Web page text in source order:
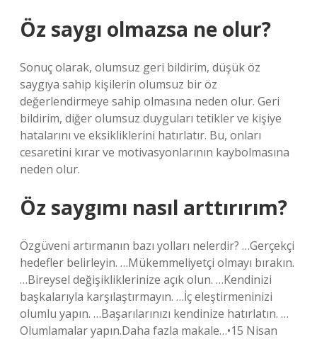
Öz saygı olmazsa ne olur?
Sonuç olarak, olumsuz geri bildirim, düşük öz
saygıya sahip kişilerin olumsuz bir öz
değerlendirmeye sahip olmasına neden olur. Geri
bildirim, diğer olumsuz duyguları tetikler ve kişiye
hatalarını ve eksikliklerini hatırlatır. Bu, onları
cesaretini kırar ve motivasyonlarının kaybolmasına
neden olur.
Öz saygımı nasıl arttırırım?
Özgüveni artırmanın bazı yolları nelerdir? …Gerçekçi
hedefler belirleyin. …Mükemmeliyetçi olmayı bırakın.
…Bireysel değişikliklerinize açık olun. …Kendinizi
başkalarıyla karşılaştırmayın. …İç eleştirmeninizi
olumlu yapın. …Başarılarınızı kendinize hatırlatın. …
Olumlamalar yapın.Daha fazla makale…•15 Nisan